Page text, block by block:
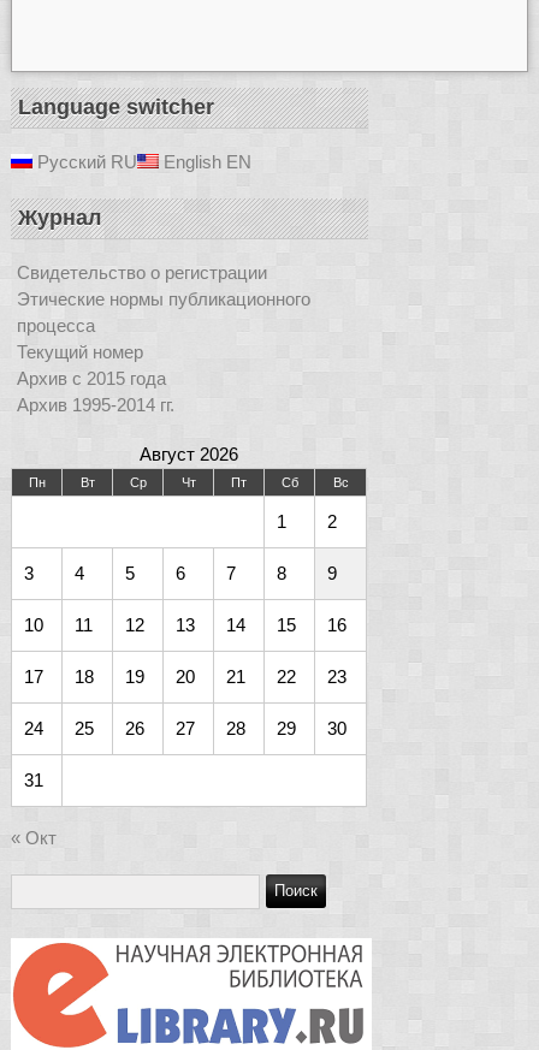
Language switcher
Русский RU English EN
Журнал
Свидетельство о регистрации
Этические нормы публикационного
процесса
Текущий номер
Архив с 2015 года
Архив 1995-2014 гг.
Август 2026
Пн Вт Ср Чт Пт Сб Вс
1 2
3 4 5 6 7 8 9
10 11 12 13 14 15 16
17 18 19 20 21 22 23
24 25 26 27 28 29 30
31
« Окт